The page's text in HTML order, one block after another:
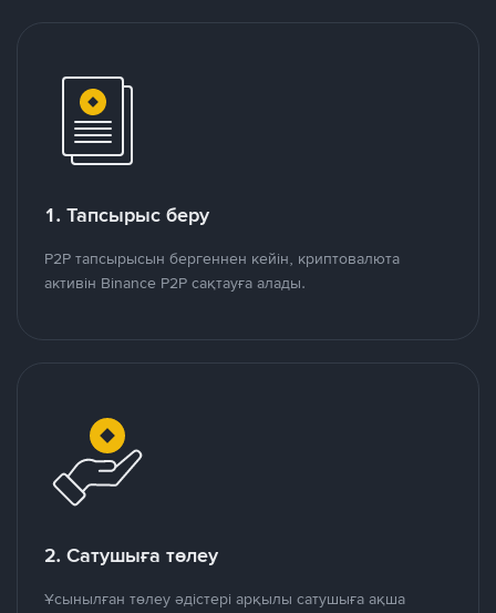
1. Тапсырыс беру
P2P тапсырысын бергеннен кейін, криптовалюта
активін Binance P2P сақтауға алады.
2. Сатушыға төлеу
Ұсынылған төлеу әдістері арқылы сатушыға ақша